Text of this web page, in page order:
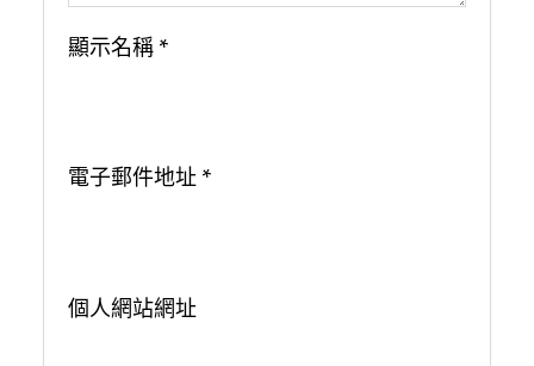
顯示名稱 *
電子郵件地址 *
個人網站網址